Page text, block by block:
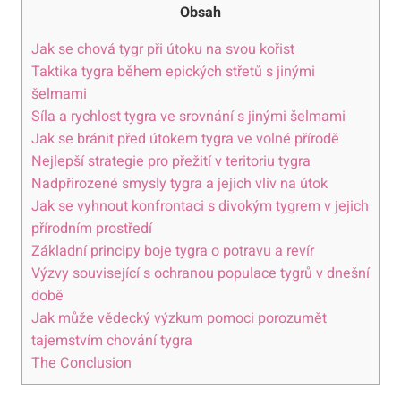
Obsah
Jak se chová tygr při útoku na svou kořist
Taktika tygra během epických střetů s jinými
šelmami
Síla a rychlost tygra ve srovnání s jinými šelmami
Jak se bránit před útokem tygra ve volné přírodě
Nejlepší strategie pro přežití v teritoriu tygra
Nadpřirozené smysly tygra a jejich vliv na útok
Jak se vyhnout konfrontaci s divokým tygrem v jejich
přírodním prostředí
Základní principy boje tygra o potravu a revír
Výzvy související s ochranou populace tygrů v dnešní
době
Jak může vědecký výzkum pomoci porozumět
tajemstvím chování tygra
The Conclusion